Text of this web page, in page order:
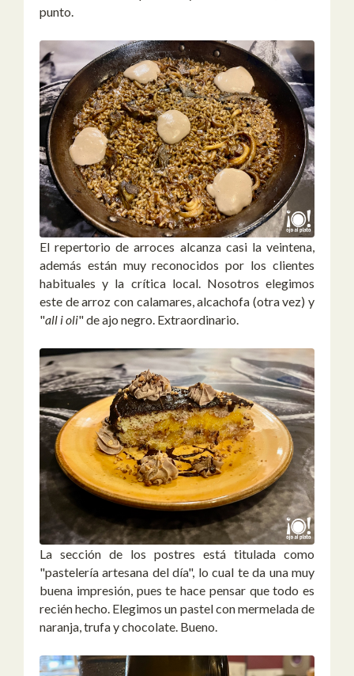
punto.
El repertorio de arroces alcanza casi la veintena,
además están muy reconocidos por los clientes
habituales y la crítica local. Nosotros elegimos
este de arroz con calamares, alcachofa (otra vez) y
"all i oli" de ajo negro. Extraordinario.
La sección de los postres está titulada como
"pastelería artesana del día", lo cual te da una muy
buena impresión, pues te hace pensar que todo es
recién hecho. Elegimos un pastel con mermelada de
naranja, trufa y chocolate. Bueno.